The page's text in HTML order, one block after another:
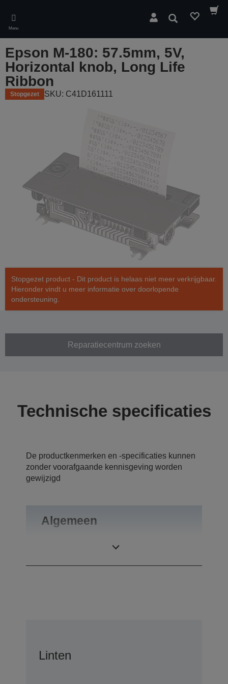
main
content
Menu
Zoeken
Epson M-180: 57.5mm, 5V,
Horizontal knob, Long Life
Ribbon
Stopgezet SKU: C41D161111
Stopgezet product - Dit product is helaas niet meer verkrijgbaar.
Hieronder vindt u meer informatie over doorlopende
ondersteuning.
Reparatiecentrum zoeken
Technische specificaties
De productkenmerken en -specificaties kunnen
zonder voorafgaande kennisgeving worden
gewijzigd
Algemeen
Linten